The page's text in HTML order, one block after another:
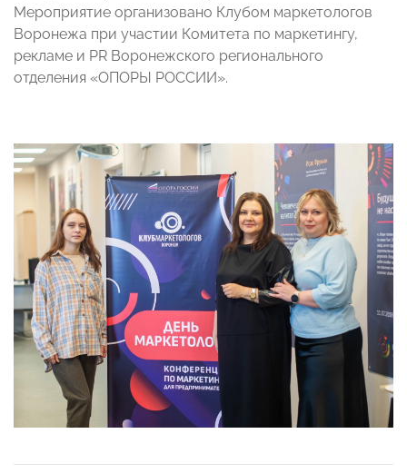
Мероприятие организовано Клубом маркетологов
Воронежа при участии Комитета по маркетингу,
рекламе и PR Воронежского регионального
отделения «ОПОРЫ РОССИИ».